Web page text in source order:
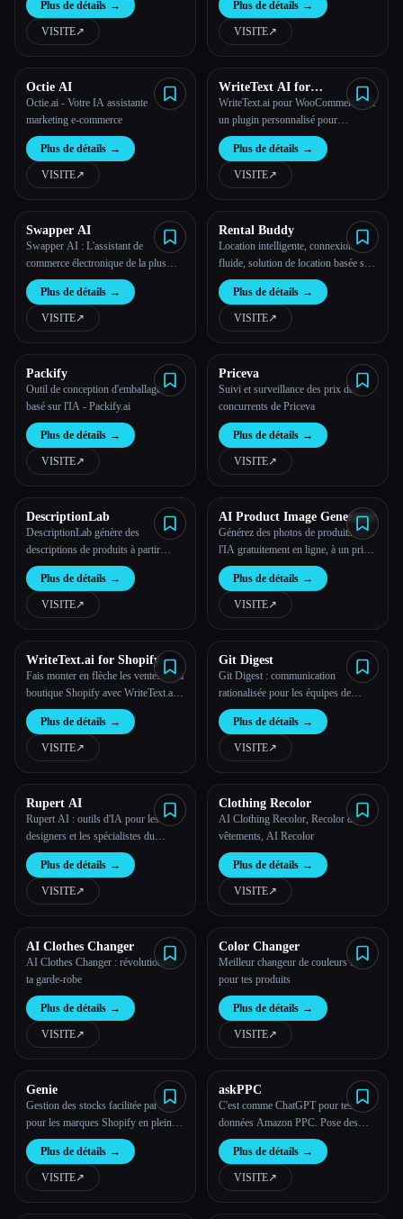
titres, des descriptions, des textes sur
les produits, des textes Open Graph
et des textes alternatifs d'images dans
Plus de détails →
VISITE↗︎
Plus de détails →
VISITE↗︎
Octie AI
Octie.ai - Votre IA assistante
marketing e-commerce
Plus de détails →
VISITE↗︎
WriteText AI for
WooCommerce
WriteText.ai pour WooCommerce est
un plugin personnalisé pour
WordPress et WooCommerce qui
vise à automatiser la création de
descriptions de produits et de méta-
informations.
Plus de détails →
VISITE↗︎
Swapper AI
Swapper AI : L'assistant de
commerce électronique de la plus
haute qualité
Plus de détails →
VISITE↗︎
Rental Buddy
Location intelligente, connexion
fluide, solution de location basée sur
l'IA
Plus de détails →
VISITE↗︎
Packify
Outil de conception d'emballages
basé sur l'IA - Packify.ai
Plus de détails →
VISITE↗︎
Priceva
Suivi et surveillance des prix des
concurrents de Priceva
Plus de détails →
VISITE↗︎
DescriptionLab
DescriptionLab génère des
descriptions de produits à partir
d'images sans taper un seul mot.
Plus de détails →
VISITE↗︎
AI Product Image Generator
Générez des photos de produits avec
l'IA gratuitement en ligne, à un prix
abordable pour les vendeurs en ligne
et les entrepreneurs
Plus de détails →
VISITE↗︎
WriteText.ai for Shopify
Fais monter en flèche les ventes de ta
boutique Shopify avec WriteText.ai :
le générateur de descriptions de
produits optimisé par l'IA par
excellence !
Plus de détails →
VISITE↗︎
Git Digest
Git Digest : communication
rationalisée pour les équipes de
développement logiciel
Plus de détails →
VISITE↗︎
Rupert AI
Rupert AI : outils d'IA pour les
designers et les spécialistes du
marketing
Plus de détails →
VISITE↗︎
Clothing Recolor
AI Clothing Recolor, Recolor des
vêtements, AI Recolor
Plus de détails →
VISITE↗︎
AI Clothes Changer
AI Clothes Changer : révolutionner
ta garde-robe
Plus de détails →
VISITE↗︎
Color Changer
Meilleur changeur de couleurs IA
pour tes produits
Plus de détails →
VISITE↗︎
Genie
Gestion des stocks facilitée par l'IA
pour les marques Shopify en pleine
croissance
Plus de détails →
VISITE↗︎
askPPC
C'est comme ChatGPT pour tes
données Amazon PPC. Pose des
questions en anglais clair, obtiens
des réponses rapidement.
Plus de détails →
VISITE↗︎